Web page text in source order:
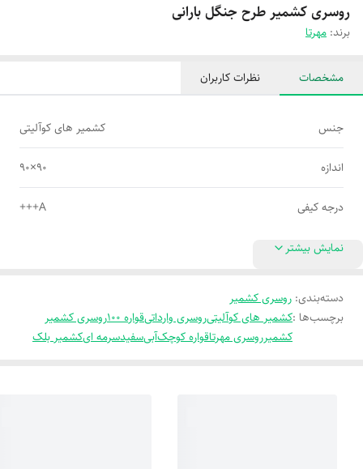
روسری کشمیر طرح جنگل بارانی
برند: مهرتا
مشخصات نظرات کاربران
جنس کشمیر های کوآلیتی
اندازه ۹۰×۹۰
درجه کیفی A+++
نمایش بیشتر
دسته‌بندی: روسری کشمیر
برچسب‌ها :کشمیر های کوآلیتیروسری وارداتیقواره 100
روسری کشمیر
کشمیرروسری مهرتاقواره کوچکآبیسفیدسرمه ایکشمیر بلک